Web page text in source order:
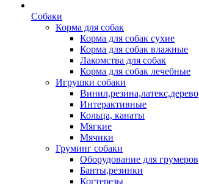
Собаки
Корма для собак
Корма для собак сухие
Корма для собак влажные
Лакомства для собак
Корма для собак лечебные
Игрушки собаки
Винил,резина,латекс,дерево
Интерактивные
Кольца, канаты
Мягкие
Мячики
Груминг собаки
Оборудование для грумеров
Банты,резинки
Когтерезы